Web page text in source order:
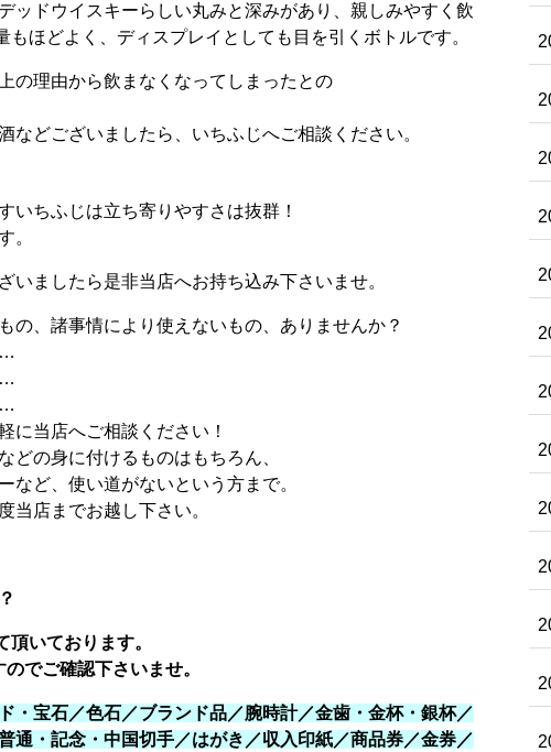
ッドウイスキーらしい丸みと深みがあり、親しみやすく飲
ほどよく、ディスプレイとしても目を引くボトルです。
の理由から飲まなくなってしまったとの
などございましたら、いちふじへご相談ください。
いちふじは立ち寄りやすさは抜群！
。
いましたら是非当店へお持ち込み下さいませ。
の、諸事情により使えないもの、ありませんか？
…
…
…
に当店へご相談ください！
どの身に付けるものはもちろん、
など、使い道がないという方まで。
当店までお越し下さい。
いております。
でご確認下さいませ。
・宝石／色石／ブランド品／腕時計／金歯・金杯・銀杯／
通・記念・中国切手／はがき／収入印紙／商品券／金券／